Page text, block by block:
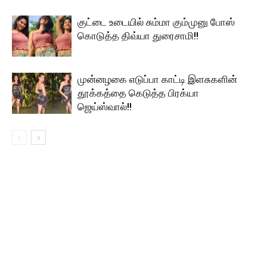
குட்டை உடையில் சும்மா கும்முனு போஸ்
கொடுத்த திவ்யா துரைசாமி!!
முன்னழகை எடுப்பா காட்டி இளசுகளின்
தூக்கத்தை கெடுத்த பிரக்யா
ஜெய்ஸ்வால்!!